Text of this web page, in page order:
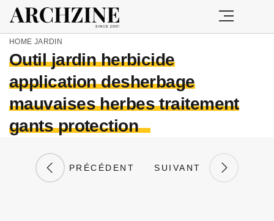
HOME JARDIN
Outil jardin herbicide
application desherbage
mauvaises herbes traitement
gants protection
PRÉCÉDENT SUIVANT